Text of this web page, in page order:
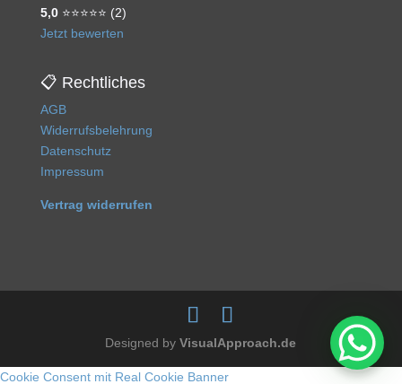
5,0⭐⭐⭐⭐⭐ (2)
Jetzt bewerten
📋 Rechtliches
AGB
Widerrufsbelehrung
Datenschutz
Impressum
Vertrag widerrufen
Designed byVisualApproach.de
Cookie Consent mit Real Cookie Banner